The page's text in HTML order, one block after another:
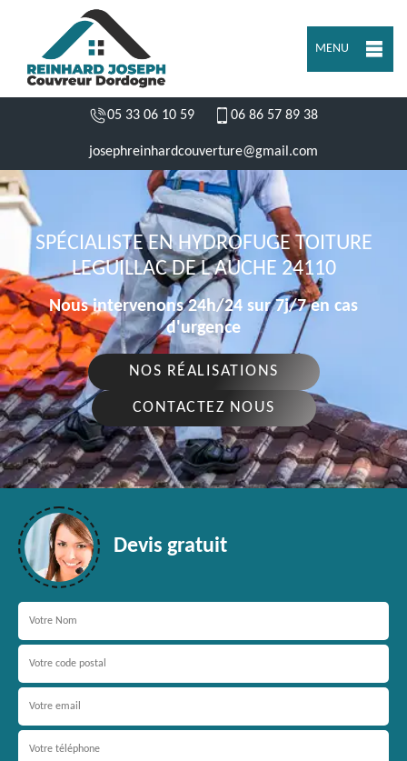
MENU
05 33 06 10 59 06 86 57 89 38
josephreinhardcouverture@gmail.com
SPÉCIALISTE EN HYDROFUGE TOITURE
LEGUILLAC DE L AUCHE 24110
Nous intervenons 24h/24 sur 7j/7 en cas
d'urgence
NOS RÉALISATIONS
CONTACTEZ NOUS
Devis gratuit